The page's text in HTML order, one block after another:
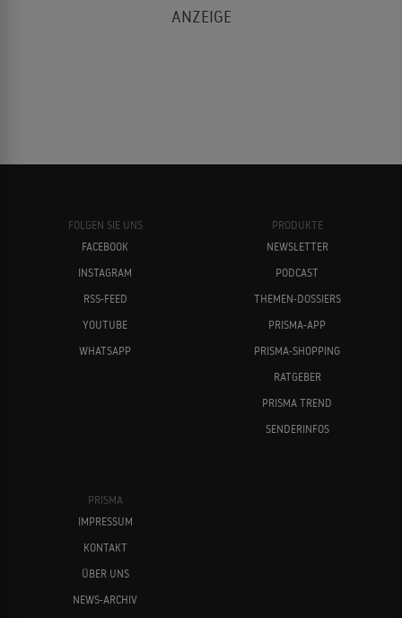
FOLGEN SIE UNS
FACEBOOK
INSTAGRAM
RSS-FEED
YOUTUBE
WHATSAPP
PRODUKTE
NEWSLETTER
PODCAST
THEMEN-DOSSIERS
PRISMA-APP
PRISMA-SHOPPING
RATGEBER
PRISMA TREND
SENDERINFOS
PRISMA
IMPRESSUM
KONTAKT
ÜBER UNS
NEWS-ARCHIV